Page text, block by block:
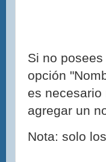
Si no
opción
es necesario
agregar un
Nota: solo